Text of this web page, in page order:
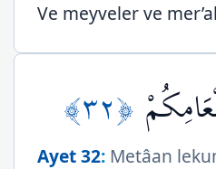
Ve meyveler ve
﴿٣٢﴾
Ayet 32: Metâan